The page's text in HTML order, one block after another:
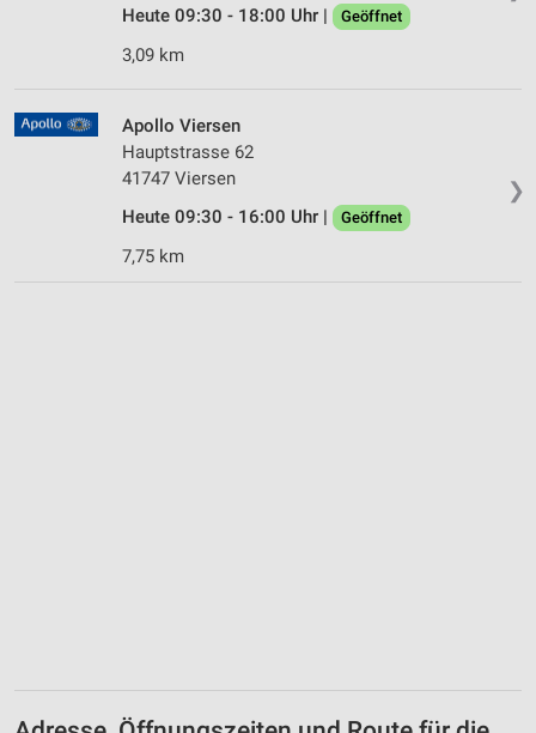
Heute 09:30 - 18:00 Uhr | Geöffnet
3,09 km
❯
Apollo Viersen
Hauptstrasse 62
41747 Viersen
Heute 09:30 - 16:00 Uhr |
Geöffnet
7,75 km